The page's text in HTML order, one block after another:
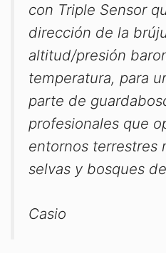
con Triple Sensor
dirección de la
altitud/presión
temperatura, para
parte de
profesionales que
entornos terrestres
selvas y bosques
Casio